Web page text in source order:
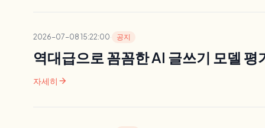
2026-07-08 15:22:00· 공지
역대급으로 꼼꼼한 AI 글쓰기 모델
자세히 arrow_forward